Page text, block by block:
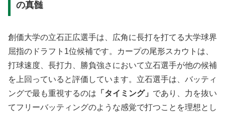
の真髄
創価大学の立石正広選手は、広角に長打を打てる大学球界
屈指のドラフト1位候補です。カープの尾形スカウトは、
打球速度、長打力、勝負強さにおいて立石選手が他の候補
を上回っていると評価しています。立石選手は、バッティ
ングで最も重視するのは 「タイミング」 であり、力を抜い
てフリーバッティングのような感覚で打つことを理想とし